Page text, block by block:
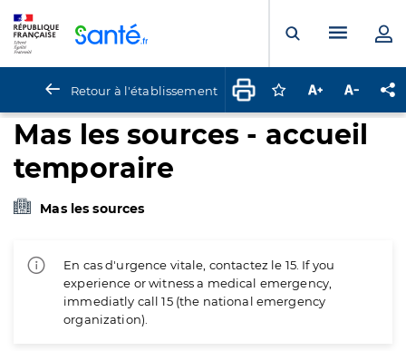
Ouvrir laMenu
Retour à l'établissement Connectez-vous
Augmenter la
Mas les sources - accueil
temporaire
Mas les sources
En cas d'urgence vitale, contactez le 15. If you
experience or witness a medical emergency,
immediatly call 15 (the national emergency
organization).